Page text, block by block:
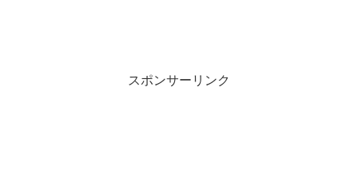
スポンサーリンク